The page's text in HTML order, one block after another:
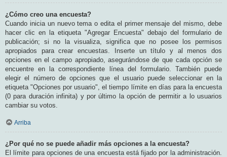
¿Cómo creo una encuesta?
Cuando inicia un nuevo tema o edita el primer mensaje del mismo, debe
hacer clic en la etiqueta "Agregar Encuesta" debajo del formulario de
publicación; si no la visualiza, significa que no posee los permisos
apropiados para crear encuestas. Inserte un título y al menos dos
opciones en el campo apropiado, asegurándose de que cada opción se
encuentre en la correspondiente línea del formulario. También puede
elegir el número de opciones que el usuario puede seleccionar en la
etiqueta "Opciones por usuario", el tiempo límite en días para la encuesta
(0 para duración infinita) y por último la opción de permitir a lo usuarios
cambiar su votos.
Arriba
¿Por qué no se puede añadir más opciones a la encuesta?
El límite para opciones de una encuesta está fijado por la administración.